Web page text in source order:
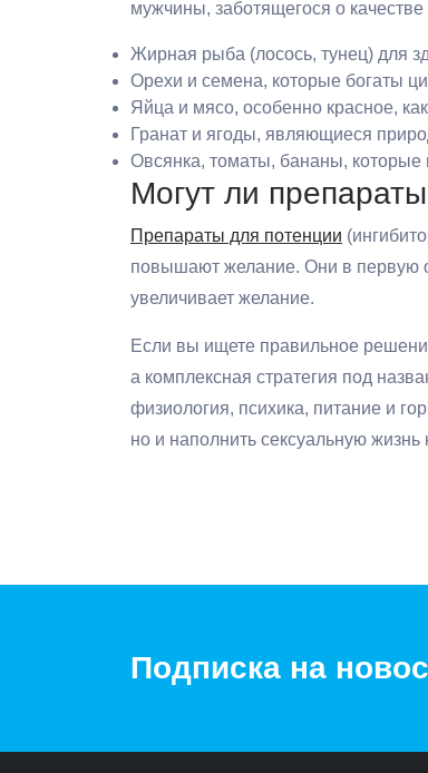
мужчины, заботящегося о
Жирная рыба (лосось, тунец) для
Орехи и семена, которые богаты
Яйца и мясо, особенно красное,
Гранат и ягоды, являющиеся
Овсянка, томаты, бананы,
Могут ли
Препараты для потенции
повышают желание. Они в первую
увеличивает желание.
Если вы ищете правильное
а комплексная стратегия под
физиология, психика, питание и
но и наполнить сексуальную
Подписка на